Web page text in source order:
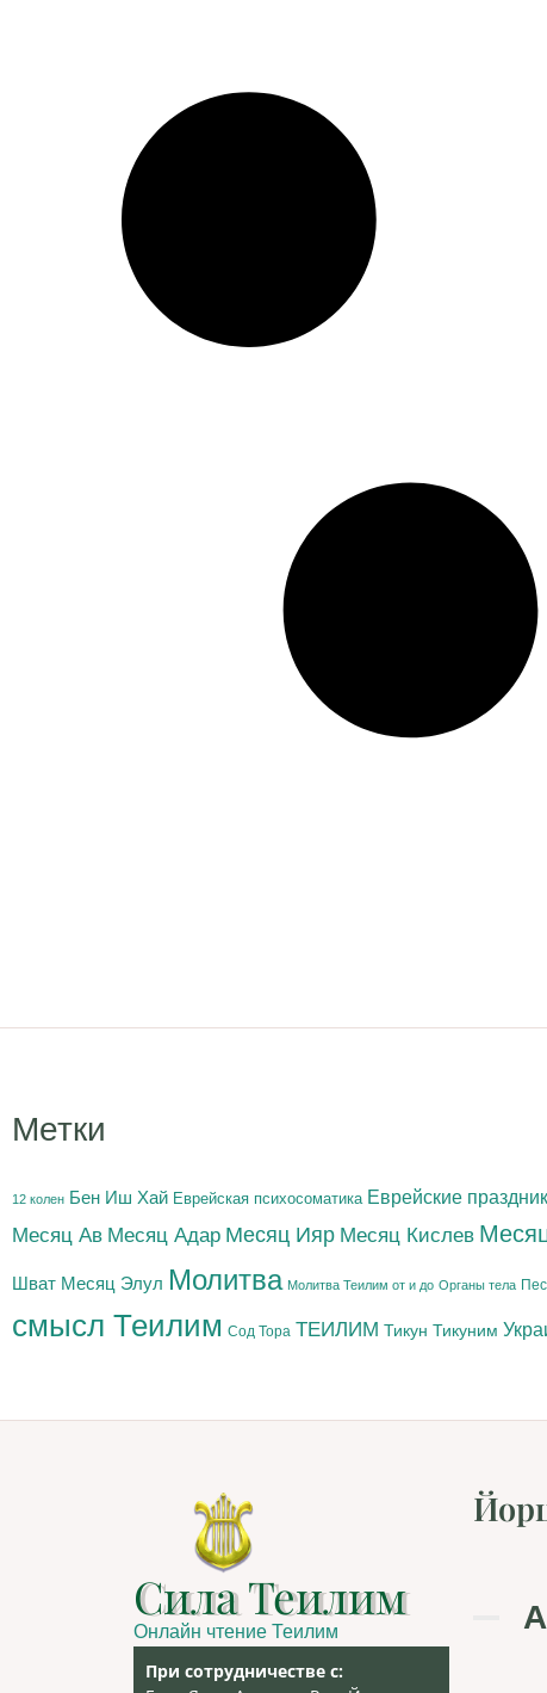
Метки
12 колен Бен Иш Хай Еврейская психосоматика Еврейские
Месяц Ав Месяц Адар Месяц Ияр Месяц Кислев
Шват Месяц Элул Молитва Молитва Теилим от и до Органы тела
смысл Теилим Сод Тора ТЕИЛИМ Тикун Тикуним
Сила Теилим
Онлайн чтение Теилим
При сотрудничестве с: